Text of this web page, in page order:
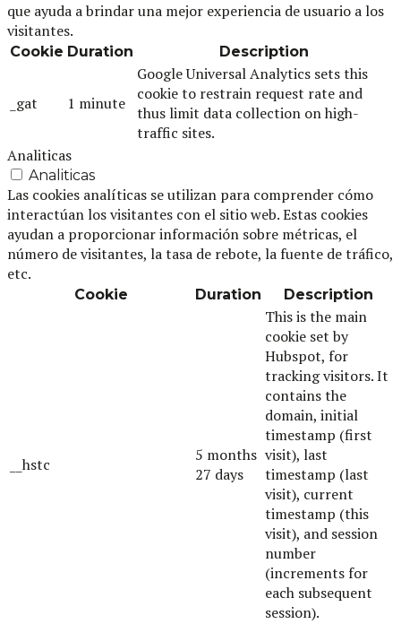
que ayuda a brindar una mejor experiencia de usuario a los
visitantes.
Cookie Duration Description
_gat 1 minute
Google Universal Analytics sets this
cookie to restrain request rate and
thus limit data collection on high-
traffic sites.
Analiticas
Analiticas
Las cookies analíticas se utilizan para comprender cómo
interactúan los visitantes con el sitio web. Estas cookies
ayudan a proporcionar información sobre métricas, el
número de visitantes, la tasa de rebote, la fuente de tráfico,
etc.
Cookie Duration Description
__hstc
5 months
27 days
This is the main
cookie set by
Hubspot, for
tracking visitors. It
contains the
domain, initial
timestamp (first
visit), last
timestamp (last
visit), current
timestamp (this
visit), and session
number
(increments for
each subsequent
session).